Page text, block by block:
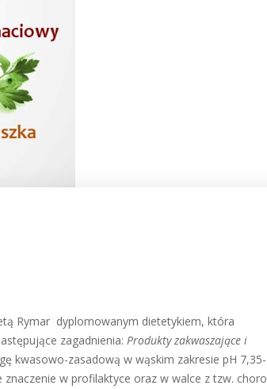
Rymar dyplomowanym dietetykiem, która
zagadnienia: Produkty zakwaszające i
kwasowo-zasadową w wąskim zakresie pH 7,35-
znaczenie w profilaktyce oraz w walce z tzw.